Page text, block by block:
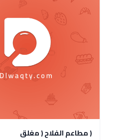
( مطاعم الفلاح ( مغلق